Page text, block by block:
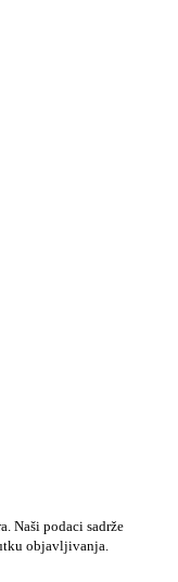
Naši podaci sadrže
objavljivanja.